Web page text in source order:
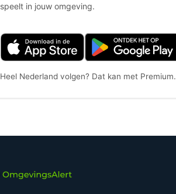
speelt in jouw omgeving.
Heel Nederland volgen? Dat kan met Premium.